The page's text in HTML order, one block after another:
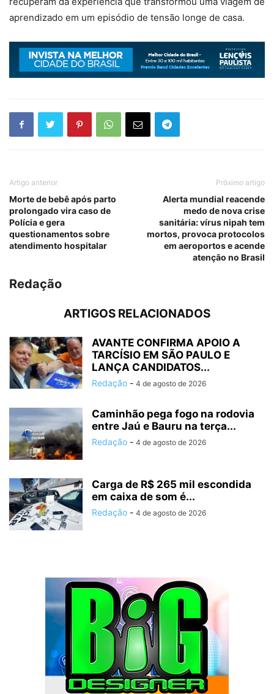
aprendizado em um episódio de tensão longe de casa.
Artigo anterior
Morte de bebê após parto
prolongado vira caso de
Polícia e gera
questionamentos sobre
atendimento hospitalar
Próximo artigo
Alerta mundial reacende
medo de nova crise
sanitária: vírus nipah tem
mortos, provoca protocolos
em aeroportos e acende
atenção no Brasil
Redação
ARTIGOS RELACIONADOS
AVANTE CONFIRMA APOIO A
TARCÍSIO EM SÃO PAULO E
LANÇA CANDIDATOS...
Redação - 4 de agosto de 2026
Caminhão pega fogo na rodovia
entre Jaú e Bauru na terça...
Redação - 4 de agosto de 2026
Carga de R$ 265 mil escondida
em caixa de som é...
Redação - 4 de agosto de 2026